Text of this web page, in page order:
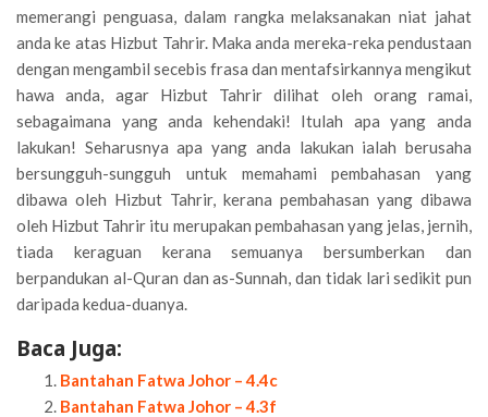
memerangi penguasa, dalam rangka melaksanakan niat jahat
anda ke atas Hizbut Tahrir. Maka anda mereka-reka pendustaan
dengan mengambil secebis frasa dan mentafsirkannya mengikut
hawa anda, agar Hizbut Tahrir dilihat oleh orang ramai,
sebagaimana yang anda kehendaki! Itulah apa yang anda
lakukan! Seharusnya apa yang anda lakukan ialah berusaha
bersungguh-sungguh untuk memahami pembahasan yang
dibawa oleh Hizbut Tahrir, kerana pembahasan yang dibawa
oleh Hizbut Tahrir itu merupakan pembahasan yang jelas, jernih,
tiada keraguan kerana semuanya bersumberkan dan
berpandukan al-Quran dan as-Sunnah, dan tidak lari sedikit pun
daripada kedua-duanya.
Baca Juga:
Bantahan Fatwa Johor – 4.4c
Bantahan Fatwa Johor – 4.3f